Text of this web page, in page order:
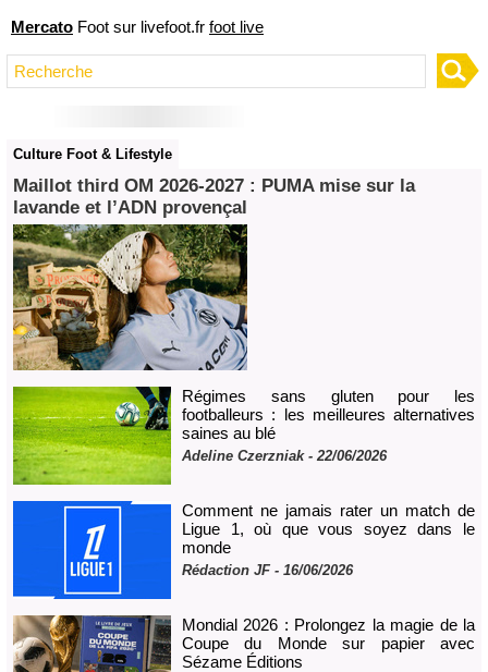
Mercato Foot sur livefoot.fr foot live
Culture Foot & Lifestyle
Maillot third OM 2026‑2027 : PUMA mise sur la
lavande et l’ADN provençal
Régimes sans gluten pour les
footballeurs : les meilleures alternatives
saines au blé
Adeline Czerzniak- 22/06/2026
Comment ne jamais rater un match de
Ligue 1, où que vous soyez dans le
monde
Rédaction JF - 16/06/2026
Mondial 2026 : Prolongez la magie de la
Coupe du Monde sur papier avec
Sézame Éditions